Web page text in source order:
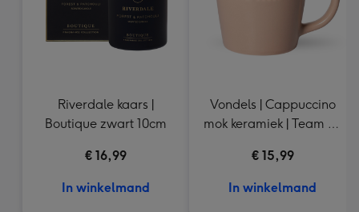
Riverdale kaars |
Boutique zwart 10cm
€ 16,99
In winkelmand
Vondels | Cappuccino
mok keramiek | Team no
€ 15,99
In winkelmand